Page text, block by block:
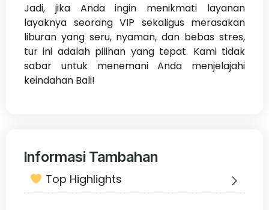
Jadi, jika Anda ingin menikmati layanan
layaknya seorang VIP sekaligus merasakan
liburan yang seru, nyaman, dan bebas stres,
tur ini adalah pilihan yang tepat. Kami tidak
sabar untuk menemani Anda menjelajahi
keindahan Bali!
Informasi Tambahan
Top Highlights